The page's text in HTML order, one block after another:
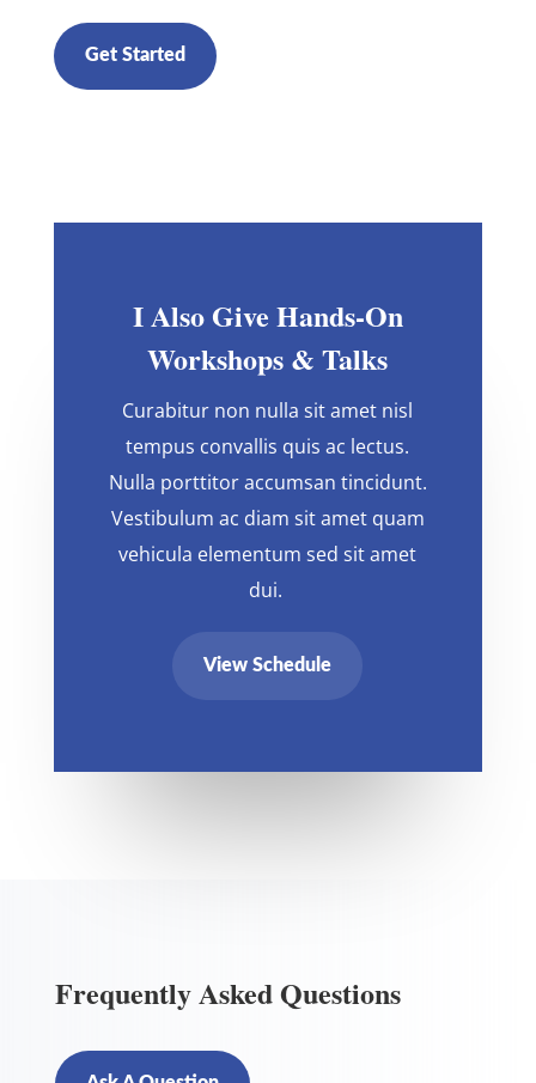
Get Started
I Also Give Hands-On
Workshops & Talks
Curabitur non nulla sit amet nisl
tempus convallis quis ac lectus.
Nulla porttitor accumsan tincidunt.
Vestibulum ac diam sit amet quam
vehicula elementum sed sit amet
dui.
View Schedule
Frequently Asked Questions